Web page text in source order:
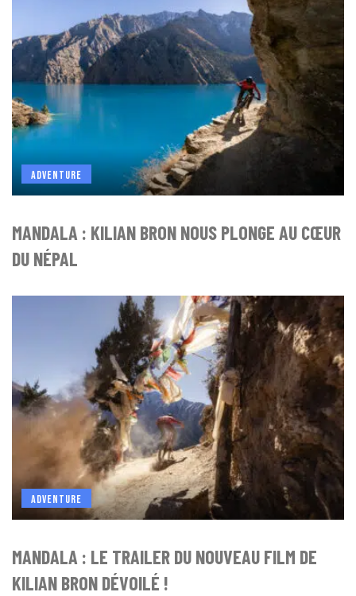
ADVENTURE
MANDALA : KILIAN BRON NOUS PLONGE AU CŒUR
DU NÉPAL
ADVENTURE
MANDALA : LE TRAILER DU NOUVEAU FILM DE
KILIAN BRON DÉVOILÉ !